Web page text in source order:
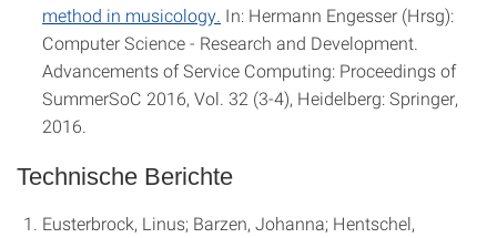
method in musicology. In: Hermann Engesser (Hrsg):
Computer Science - Research and Development.
Advancements of Service Computing: Proceedings of
SummerSoC 2016, Vol. 32 (3-4), Heidelberg: Springer,
2016.
Technische Berichte
Eusterbrock, Linus; Barzen, Johanna; Hentschel,